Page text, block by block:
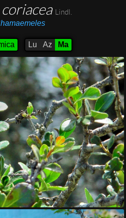
Lindl.
Lu Az Ma